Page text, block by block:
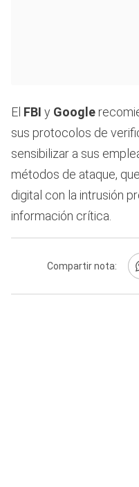
El FBI y Google
sus protocolos de
sensibilizar a sus
métodos de ataque,
digital con la intrusión
información crítica.
Compartir nota: